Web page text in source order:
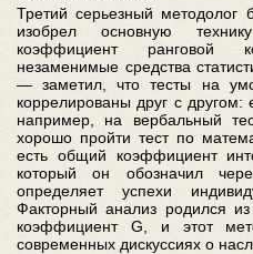
Третий серьезный
изобрел основную
коэффициент ранговой
незаменимые средства
— заметил, что тесты на
коррелированы друг с другом:
например, на вербальный
хорошо пройти тест по
есть общий коэффициент
который он обозначил
определяет успехи
Факторный анализ родился
коэффициент G, и этот
современных дискуссиях о